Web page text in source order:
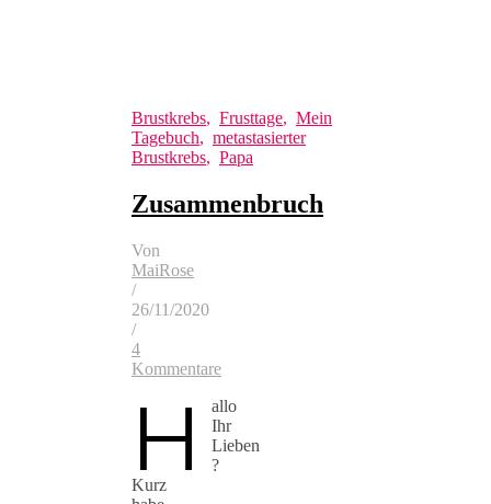
Brustkrebs, Frusttage, Mein
Tagebuch, metastasierter
Brustkrebs, Papa
Zusammenbruch
Von
MaiRose
/
26/11/2020
/
4
Kommentare
H
allo
Ihr
Lieben
?
Kurz